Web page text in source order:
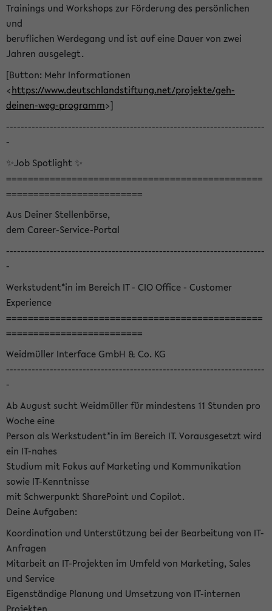
Trainings und Workshops zur Förderung des persönlichen
und
beruflichen Werdegang und ist auf eine Dauer von zwei
Jahren ausgelegt.
[Button: Mehr Informationen
<https://www.deutschlandstiftung.net/projekte/geh-
deinen-weg-programm>]
-----------------------------------------------------------------------
-
✨Job Spotlight ✨
===============================================
=========================
Aus Deiner Stellenbörse,
dem Career-Service-Portal
-----------------------------------------------------------------------
-
Werkstudent*in im Bereich IT - CIO Office - Customer
Experience
===============================================
=========================
Weidmüller Interface GmbH & Co. KG
-----------------------------------------------------------------------
-
Ab August sucht Weidmüller für mindestens 11 Stunden pro
Woche eine
Person als Werkstudent*in im Bereich IT. Vorausgesetzt wird
ein IT-nahes
Studium mit Fokus auf Marketing und Kommunikation
sowie IT-Kenntnisse
mit Schwerpunkt SharePoint und Copilot.
Deine Aufgaben:
Koordination und Unterstützung bei der Bearbeitung von IT-
Anfragen
Mitarbeit an IT-Projekten im Umfeld von Marketing, Sales
und Service
Eigenständige Planung und Umsetzung von IT-internen